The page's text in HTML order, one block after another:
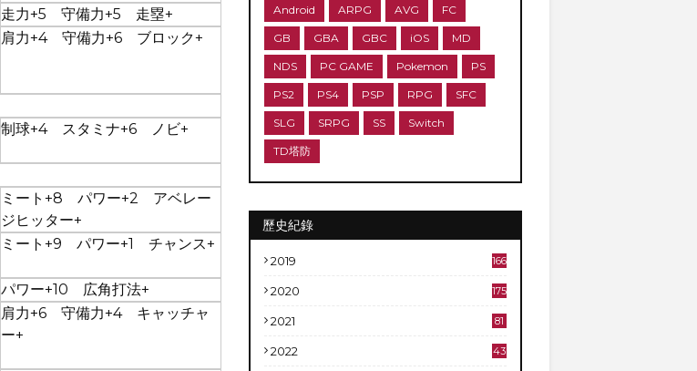
走力+5 守備力+5 走塁+
肩力+4 守備力+6 ブロック+
制球+4 スタミナ+6 ノビ+
ミート+8 パワー+2 アベレー
ジヒッター+
ミート+9 パワー+1 チャンス+
パワー+10 広角打法+
肩力+6 守備力+4 キャッチャ
ー+
Android ARPG AVG FC
GB GBA GBC iOS MD
NDS PC GAME Pokemon PS
PS2 PS4 PSP RPG SFC
SLG SRPG SS Switch
TD塔防
歷史紀錄
2019 166
2020 175
2021 81
2022 43